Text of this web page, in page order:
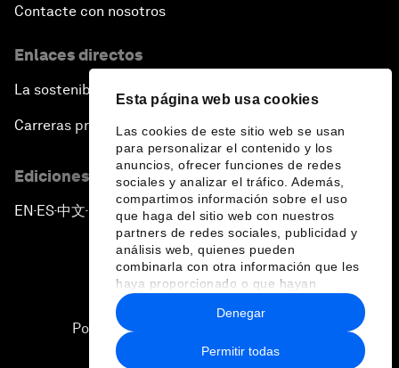
Esta página web usa cookies
Las cookies de este sitio web se usan
para personalizar el contenido y los
anuncios, ofrecer funciones de redes
sociales y analizar el tráfico. Además,
compartimos información sobre el uso
que haga del sitio web con nuestros
partners de redes sociales, publicidad y
análisis web, quienes pueden
combinarla con otra información que les
haya proporcionado o que hayan
recopilado a partir del uso que haya
hecho de sus servicios.
Permitir todas
Denegar
Contacte con nosotros
Enlaces directos
La sostenibilidad en el Foro
Carreras profesionales
Ediciones en otros idiomas
EN ▪ES▪中文▪ 日本語
Política de privacidad y normas de uso
Sitemap